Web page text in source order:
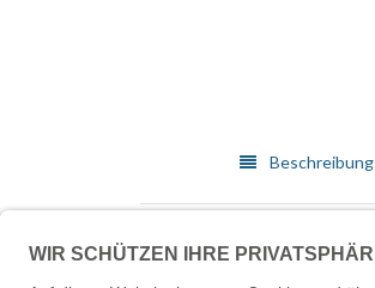
Beschreibung